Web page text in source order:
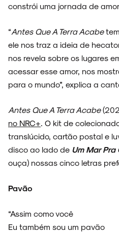
ARQUIVO
ENTREVISTAS
constrói uma jornada de
“Antes Que A Terra Acabe
ele nos traz a ideia de
nos revela sobre os lugares
acessar esse amor, nos
para o mundo”, explica a
Antes Que A Terra Acabe
no NRC+ . O kit de
translúcido, cartão postal e
disco ao lado de Um Mar Pra
ouça) nossas cinco letras
Pavão
“Assim como você
Eu também sou um pavão